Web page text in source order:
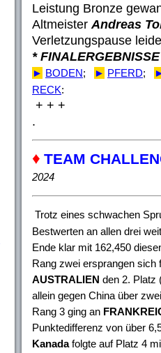
Leistung Bronze
Altmeister Andreas
Verletzungspause
* FINALERGEBNISSE
► BODEN; ► PFERD;
RECK:
+ + +
.
♦ TEAM
2024
Trotz eines schwachen
Bestwerten an allen drei
Ende klar mit 162,450
Rang zwei ersprangen sich
AUSTRALIEN den 2. Platz
allein gegen China über
Rang 3 ging an
Punktedifferenz von über
Kanadafolgte auf Platz 4